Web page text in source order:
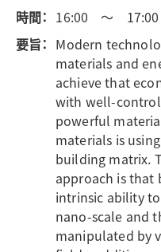
時間： 16:00 ～ 17:00
要旨： Modern
materials and
achieve that
with well-
powerful
materials is
building matrix.
approach is that
intrinsic ability
nano-scale and
manipulated by